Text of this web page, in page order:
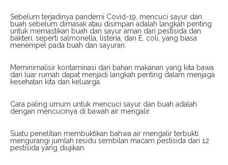
Sebelum terjadinya pandemi Covid-19, mencuci sayur dan
buah sebelum dimasak atau disimpan adalah langkah penting
untuk memastikan buah dan sayur aman dari pestisida dan
bakteri, seperti salmonella, listeria, dan E. coli, yang biasa
menempel pada buah dan sayuran.
Meminimalisir kontaminasi dari bahan makanan yang kita bawa
dari luar rumah dapat menjadi langkah penting dalam menjaga
kesehatan kita dan keluarga.
Cara paling umum untuk mencuci sayur dan buah adalah
dengan mencucinya di bawah air mengalir.
Suatu penelitian membuktikan bahwa air mengalir terbukti
mengurangi jumlah residu sembilan macam pestisida dari 12
pestisida yang diujikan.